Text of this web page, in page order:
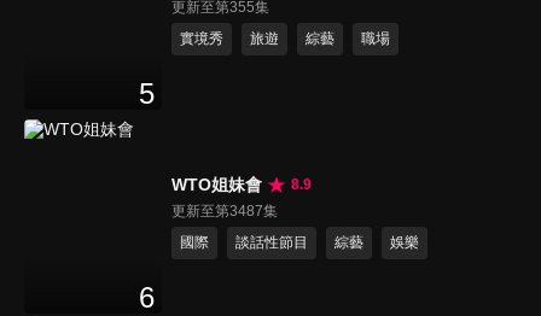
5
更新至第355集
實境秀
旅遊 綜藝 職場
6
WTO姐妹會
8.9
更新至第3487集
國際
談話性節目 綜藝 娛樂